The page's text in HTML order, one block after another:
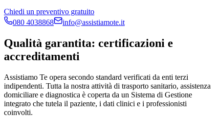
Chiedi un preventivo gratuito
080 4038868
info@assistiamote.it
Qualità garantita: certificazioni e
accreditamenti
Assistiamo Te opera secondo standard verificati da enti terzi
indipendenti. Tutta la nostra attività di trasporto sanitario, assistenza
domiciliare e diagnostica è coperta da un Sistema di Gestione
integrato che tutela il paziente, i dati clinici e i professionisti
coinvolti.